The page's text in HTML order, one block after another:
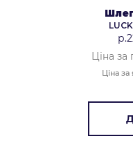
Ціна за
Ціна за